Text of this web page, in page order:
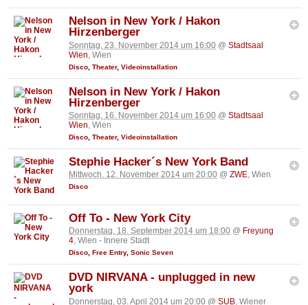
Nelson in New York / Hakon
Hirzenberger
Sonntag, 23. November 2014 um 16:00 @ Stadtsaal
Wien , Wien
Disco Theater, Videoinstallation
Nelson in New York / Hakon
Hirzenberger
Sonntag, 16. November 2014 um 16:00 @ Stadtsaal
Wien, Wien
Disco Theater, Videoinstallation
Stephie Hacker´s New York Band
Mittwoch, 12. November 2014 um 20:00 @ ZWE, Wien
Disco
Off To - New York City
Donnerstag, 18. September 2014 um 18:00 @ Freyung
4, Wien - Innere Stadt
Disco, Free Entry, Sonic Seven
DVD NIRVANA - unplugged in new
york
Donnerstag, 03. April 2014 um 20:00 @ SUB , Wiener